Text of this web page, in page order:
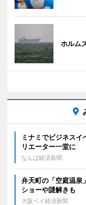
ホルム
ミナミでビジネス
リエーター一堂に
なんば経済新聞
弁天町の「空庭温
ショーや謎解きも
大阪ベイ経済新聞